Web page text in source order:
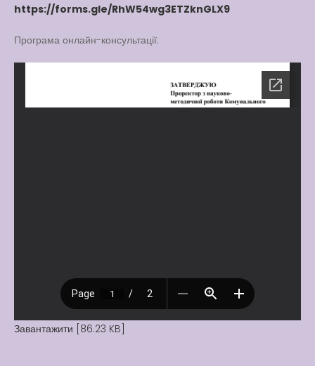
https://forms.gle/RhW54wg3ETZknGLX9
Програма онлайн-консультації:
Завантажити [86.23 KB]